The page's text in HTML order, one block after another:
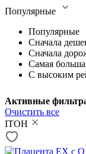
Популярные
Популярные
Сначала
Сначала
Самая
С высоким
Активные
Очистить все
ITOH